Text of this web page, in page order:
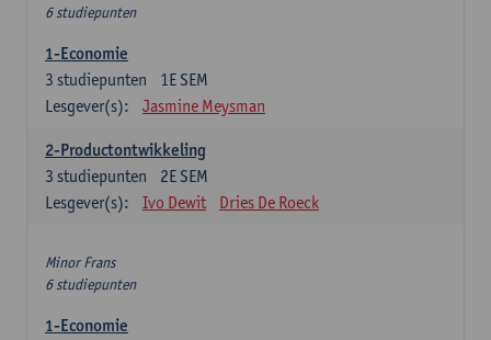
6 studiepunten
1-Economie
1E SEM
3 studiepunten
Lesgever(s):
Jasmine Meysman
2-Productontwikkeling
2E SEM
3 studiepunten
Lesgever(s):
Ivo Dewit Dries De Roeck
Minor Frans
6 studiepunten
1-Economie